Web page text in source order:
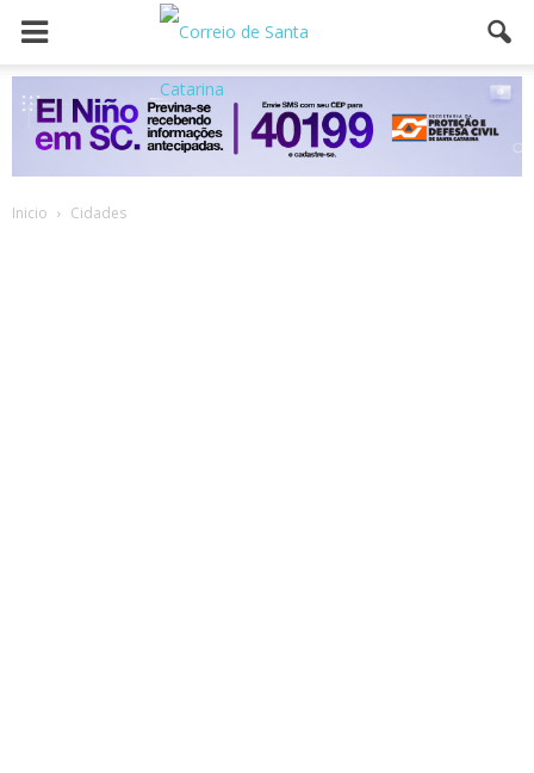
Inicio Cidades